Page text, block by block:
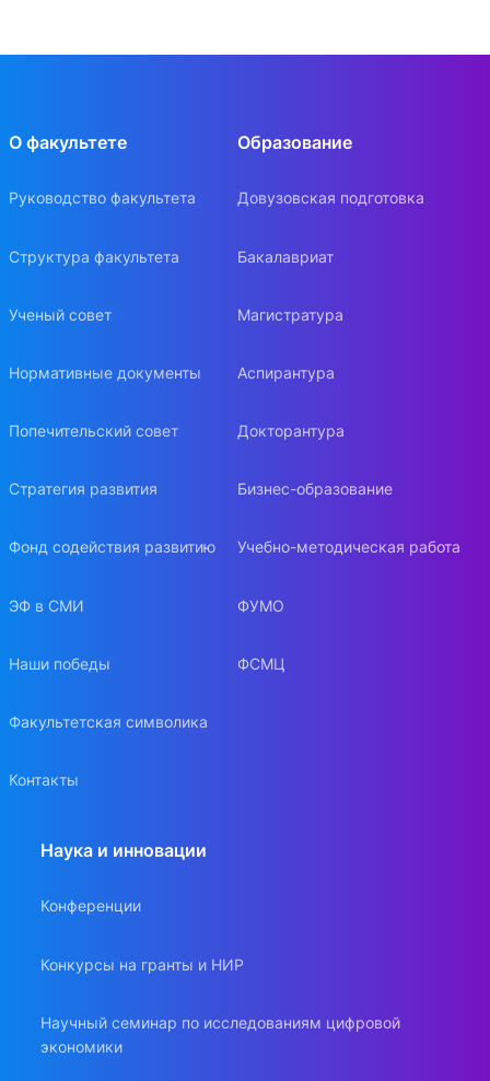
О факультете
Руководство факультета
Структура факультета
Ученый совет
Нормативные документы
Попечительский совет
Стратегия развития
Фонд содействия развитию
ЭФ в СМИ
Наши победы
Факультетская символика
Контакты
Образование
Довузовская подготовка
Бакалавриат
Магистратура
Аспирантура
Докторантура
Бизнес-образование
Учебно-методическая работа
ФУМО
ФСМЦ
Наука и инновации
Конференции
Конкурсы на гранты и НИР
Научный семинар по исследованиям цифровой
экономики